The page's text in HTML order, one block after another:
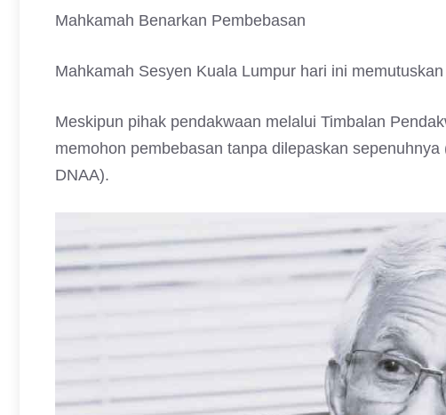
Mahkamah Benarkan Pembebasan
Mahkamah Sesyen Kuala Lumpur hari ini
Meskipun pihak pendakwaan melalui Timbalan
memohon pembebasan tanpa dilepaskan
DNAA).